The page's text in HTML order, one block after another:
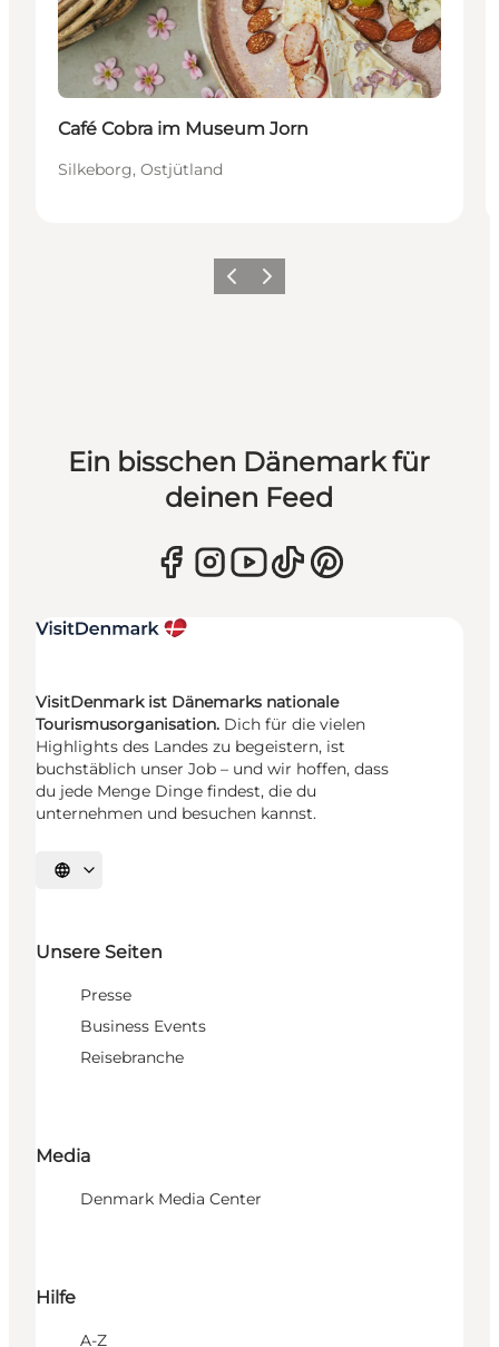
Café Cobra im Museum Jorn
Silkeborg, Ostjütland
ZurückWeiter
Ein bisschen Dänemark für
deinen Feed
VisitDenmark ist Dänemarks nationale
Tourismusorganisation. Dich für die vielen
Highlights des Landes zu begeistern, ist
buchstäblich unser Job – und wir hoffen, dass
du jede Menge Dinge findest, die du
unternehmen und besuchen kannst.
Sprache auswählen
Unsere Seiten
Presse
Business Events
Reisebranche
Media
Denmark Media Center
Hilfe
A-Z